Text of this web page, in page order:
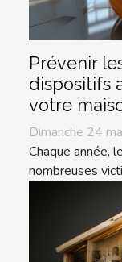
Prévenir
dispositifs
votre
Dimanche 24
Chaque année,
nombreuses